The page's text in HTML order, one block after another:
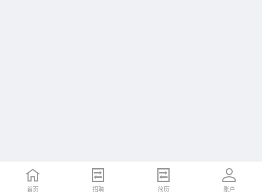
首页 招聘 简历 账户